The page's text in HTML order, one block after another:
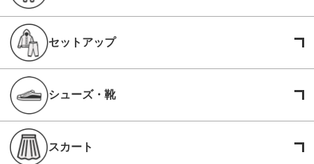
セットアップ
シューズ・靴
スカート